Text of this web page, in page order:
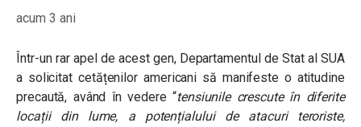
acum 3 ani
Într-un rar apel de acest gen, Departamentul de Stat al SUA
a solicitat cetățenilor americani să manifeste o atitudine
precaută, având în vedere “tensiunile crescute în diferite
locații din lume, a potențialului de atacuri teroriste,